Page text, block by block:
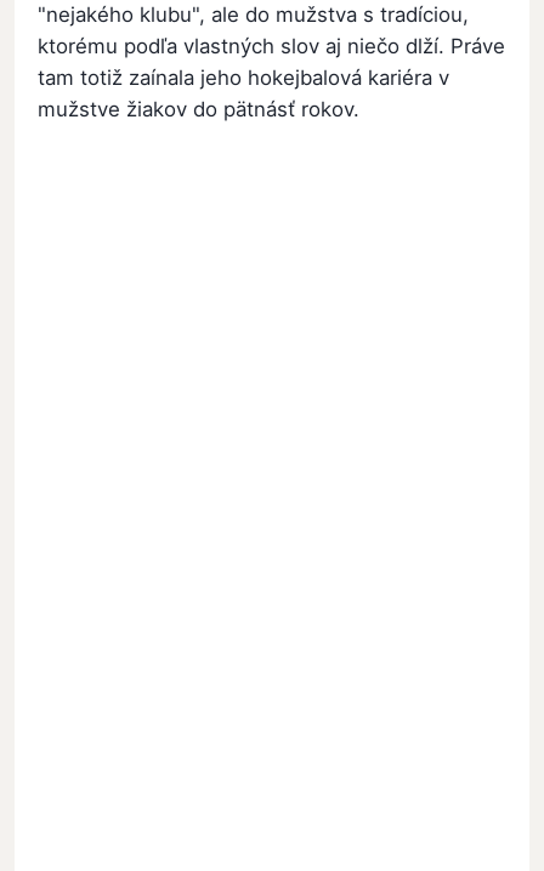
"nejakého klubu", ale do mužstva s tradíciou,
ktorému podľa vlastných slov aj niečo dlží. Práve
tam totiž zaínala jeho hokejbalová kariéra v
mužstve žiakov do pätnásť rokov.